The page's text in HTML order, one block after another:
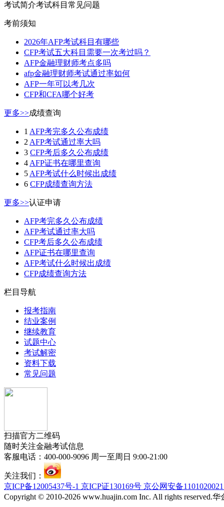
考试简介考试科目 常见问题
考前须知
2026年AFP考试科目有哪些
CFP考试五大科目需要一次考过吗？
AFP金融理财师考点多吗
afp金融理财师考试通过率如何
AFP一年可以考几次
CFP和CFA哪个好考
更多>>成绩查询
1 AFP考完多久公布成绩
2 AFP考试通过率大吗
3 CFP考后多久公布成绩
4 AFP证书在哪里查询
5 AFP考试什么时候出成绩
6 CFP成绩查询方法
更多>>认证申请
AFP考完多久公布成绩
AFP考试通过率大吗
CFP考后多久公布成绩
AFP证书在哪里查询
AFP考试什么时候出成绩
CFP成绩查询方法
栏目导航
报考指南
结业案例
继续教育
试题中心
考试解密
资料下载
常见问题
扫描官方二维码
随时关注金融考试信息
客服电话：400-000-9096 周一至周日 9:00-21:00
关注我们：
京ICP备12005437号-1 京ICP证130169号 京公网安备
Copyright © 2010-2026 www.huajin.com Inc. All rights reserved.